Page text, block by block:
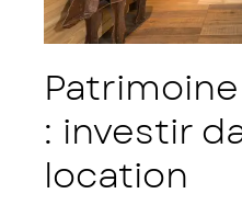
: investir
location